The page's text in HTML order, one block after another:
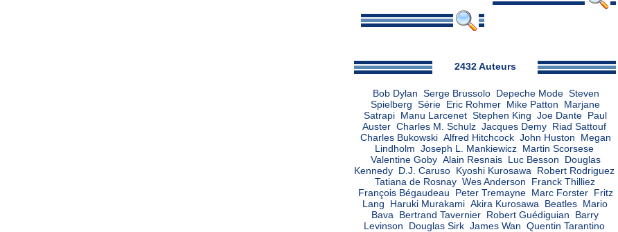
2432 Auteurs
Bob Dylan Serge Brussolo Depeche Mode Steven
Spielberg Série Eric Rohmer Mike Patton
Marjane
Satrapi
Manu Larcenet Stephen King Joe Dante
Paul
Auster Charles M. Schulz Jacques Demy
Riad Sattouf
Charles Bukowski Alfred Hitchcock John Huston
Megan
Lindholm Joseph L. Mankiewicz
Martin Scorsese
Valentine Goby Alain Resnais Luc Besson
Douglas
Kennedy
D.J. Caruso Kyoshi Kurosawa
Robert Rodriguez
Tatiana de Rosnay Wes Anderson
Franck Thilliez
François Bégaudeau
Peter Tremayne Marc Forster
Fritz
Lang
Haruki Murakami Akira Kurosawa Beatles
Mario
Bava
Bertrand Tavernier Robert Guédiguian
Barry
Levinson
Douglas Sirk James Wan Quentin Tarantino